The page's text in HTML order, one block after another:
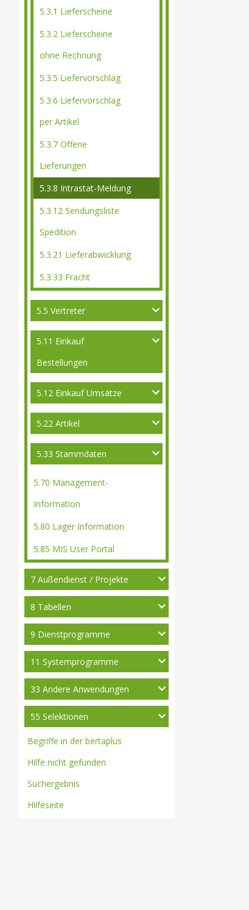
5.3.1 Lieferscheine
5.3.2 Lieferscheine
ohne Rechnung
5.3.5 Liefervorschlag
5.3.6 Liefervorschlag
per Artikel
5.3.7 Offene
Lieferungen
5.3.8 Intrastat-Meldung
5.3.12 Sendungsliste
Spedition
5.3.21 Lieferabwicklung
5.3.33 Fracht
5.5 Vertreter
5.11 Einkauf
Bestellungen
5.12 Einkauf Umsätze
5.22 Artikel
5.33 Stammdaten
5.70 Management-
Information
5.80 Lager Information
5.85 MIS User Portal
7 Außendienst / Projekte
8 Tabellen
9 Dienstprogramme
11 Systemprogramme
33 Andere Anwendungen
55 Selektionen
Begriffe in der bertaplus
Hilfe nicht gefunden
Suchergebnis
Hilfeseite